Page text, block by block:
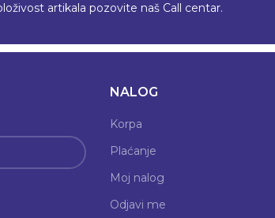
artikala pozovite naš Call centar.
NALOG
Korpa
Plaćanje
Moj nalog
Odjavi me